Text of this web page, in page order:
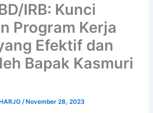
IRB: Kunci
Program Kerja
Efektif dan
Bapak Kasmuri
/ November 28, 2023